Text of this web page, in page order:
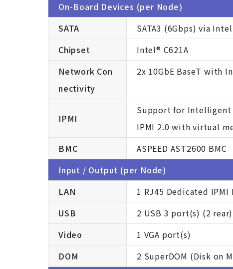
On-Board Devices (per Node)
SATA
SATA3 (6Gbps) via
Chipset
Intel® C621A
Network Con
nectivity
2x 10GbE BaseT with
IPMI
Support for Intelligent
IPMI 2.0 with virtual
BMC
ASPEED AST2600 BMC
Input / Output (per Node)
LAN
1 RJ45 Dedicated IPMI
USB
2 USB 3 port(s) (2 rear)
Video
1 VGA port(s)
DOM
2 SuperDOM (Disk on